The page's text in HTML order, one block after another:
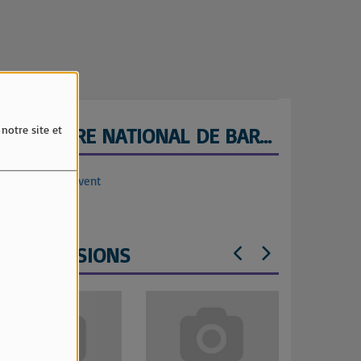
notre site et
ORCHESTRE NATIONAL DE BARBES
Weezevent
LES ÉMISSIONS